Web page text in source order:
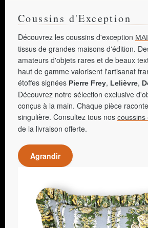
Coussins d'Exception
Découvrez les coussins d'exception
tissus de grandes maisons d'édition.
amateurs d'objets rares et de beaux
haut de gamme valorisent l'artisanat
étoffes signées Pierre Frey, Lelièvre,
Découvrez notre sélection exclusive
conçus à la main. Chaque pièce
singulière. Consultez tous nos coussins
de la livraison offerte.
Agrandir